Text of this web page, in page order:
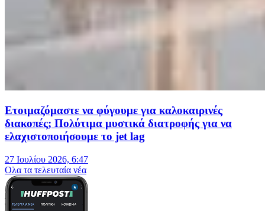
Ετοιμαζόμαστε να φύγουμε για καλοκαιρινές
διακοπές; Πολύτιμα μυστικά διατροφής για να
ελαχιστοποιήσουμε το jet lag
27 Ιουλίου 2026, 6:47
Oλα τα τελευταία νέα